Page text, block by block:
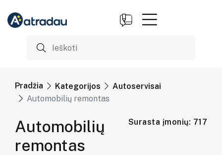
Pradžia Kategorijos
Autoservisai
Automobilių remontas
Automobilių
remontas
Surasta įmonių: 717